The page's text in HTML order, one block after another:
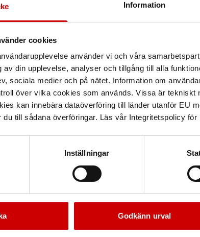
Information
cookies
använder vi och våra
av din upplevelse, analyser och tillgång till alla
sociala medier och på nätet. Information om
över vilka cookies som används. Vissa är tekniskt
kan innebära dataöverföring till länder utanför EU
till sådana överföringar. Läs vår Integritetspolicy för
Inställningar
Godkänn urval
Grovdammsugare ISS 30L
1380 W anpassad för våta och torra
arbeten.